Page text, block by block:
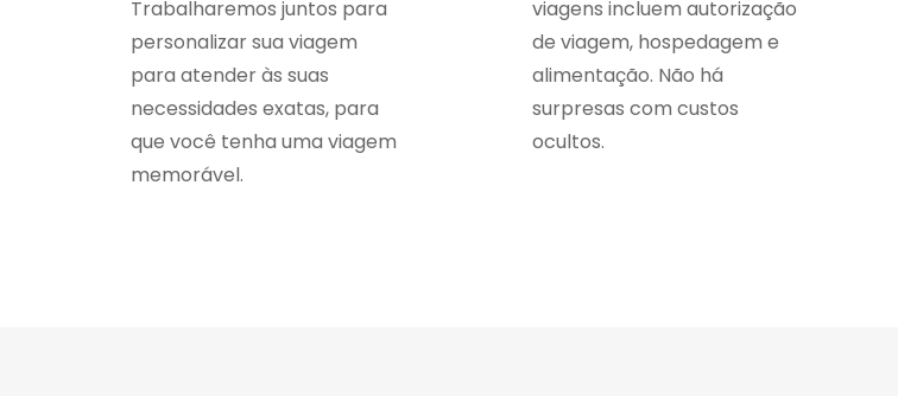
Trabalharemos juntos para
personalizar sua viagem
para atender às suas
necessidades exatas, para
que você tenha uma viagem
memorável.
viagens incluem autorização
de viagem, hospedagem e
alimentação. Não há
surpresas com custos
ocultos.